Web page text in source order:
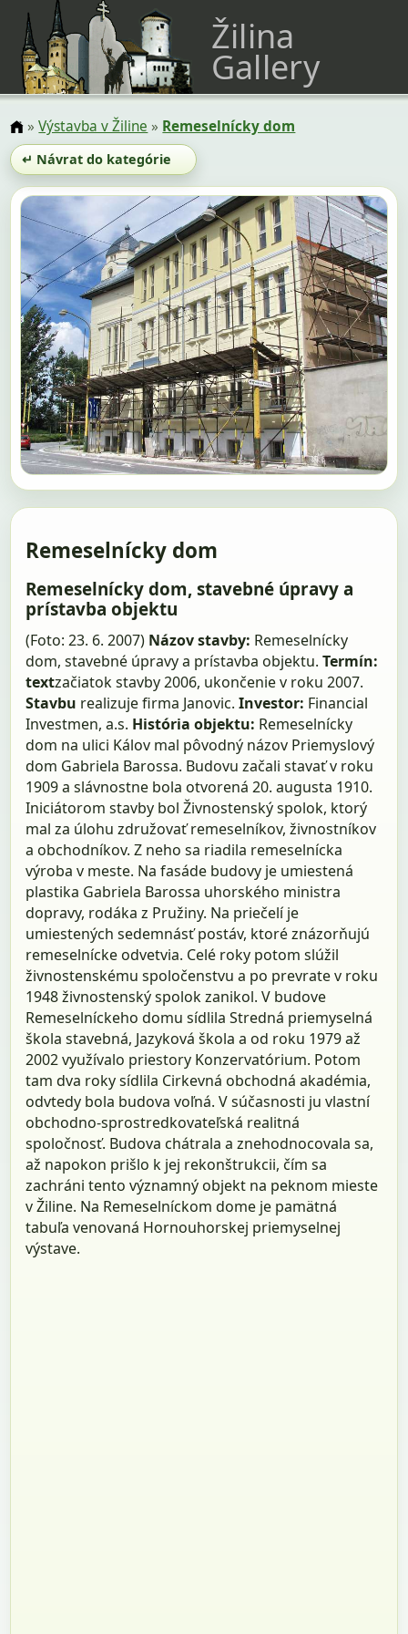
Žilina
Gallery
»Výstavba v Žiline » Remeselnícky dom
↵ Návrat do kategórie
Remeselnícky dom
Remeselnícky dom, stavebné úpravy a
prístavba objektu
(Foto: 23. 6. 2007) Názov stavby: Remeselnícky
dom, stavebné úpravy a prístavba objektu.Termín:
textzačiatok stavby 2006, ukončenie v roku 2007.
Stavbu realizuje firma Janovic.Investor: Financial
Investmen, a.s. História objektu: Remeselnícky
dom na ulici Kálov mal pôvodný názov Priemyslový
dom Gabriela Barossa. Budovu začali stavať v roku
1909 a slávnostne bola otvorená 20. augusta 1910.
Iniciátorom stavby bol Živnostenský spolok, ktorý
mal za úlohu združovať remeselníkov, živnostníkov
a obchodníkov. Z neho sa riadila remeselnícka
výroba v meste. Na fasáde budovy je umiestená
plastika Gabriela Barossa uhorského ministra
dopravy, rodáka z Pružiny. Na priečelí je
umiestených sedemnásť postáv, ktoré znázorňujú
remeselnícke odvetvia. Celé roky potom slúžil
živnostenskému spoločenstvu a po prevrate v roku
1948 živnostenský spolok zanikol. V budove
Remeselníckeho domu sídlila Stredná priemyselná
škola stavebná, Jazyková škola a od roku 1979 až
2002 využívalo priestory Konzervatórium. Potom
tam dva roky sídlila Cirkevná obchodná akadémia,
odvtedy bola budova voľná. V súčasnosti ju vlastní
obchodno-sprostredkovateľská realitná
spoločnosť. Budova chátrala a znehodnocovala sa,
až napokon prišlo k jej rekonštrukcii, čím sa
zachráni tento významný objekt na peknom mieste
v Žiline. Na Remeselníckom dome je pamätná
tabuľa venovaná Hornouhorskej priemyselnej
výstave.